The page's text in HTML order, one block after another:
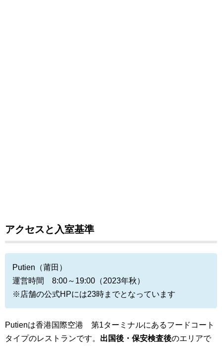
アクセスと入室基準
Putien（莆田）
運営時間 8:00～19:00（2023年秋）
※店舗の公式HPには23時までとなっています
Putienは香港国際空港 第1ターミナルにあるフードコート
タイプのレストランです。 出国後・保安検査後のエリアで